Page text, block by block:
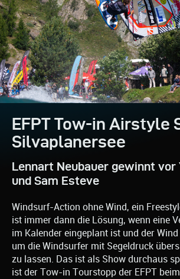
EFPT Tow-in Airstyle
Silvaplanersee
Lennart Neubauer gewinnt vor
und Sam Esteve
Windsurf-Action ohne Wind, ein
ist immer dann die Lösung, wenn eine
im Kalender eingeplant ist und der
um die Windsurfer mit Segeldruck
zu lassen. Das ist als Show durchaus
ist der Tow-in Tourstopp der EFPT